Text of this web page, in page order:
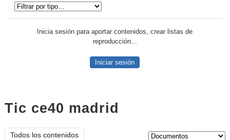
Inicia sesión para aportar contenidos, crear listas de
reproducción...
Iniciar sesión
Tic ce40 madrid
Todos los contenidos